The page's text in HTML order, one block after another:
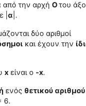
από την αρχή Οτου
| α |.
δύο αριθμοί
και έχουν την
xείναι ο -x.
ενός θετικού αριθμού
6.